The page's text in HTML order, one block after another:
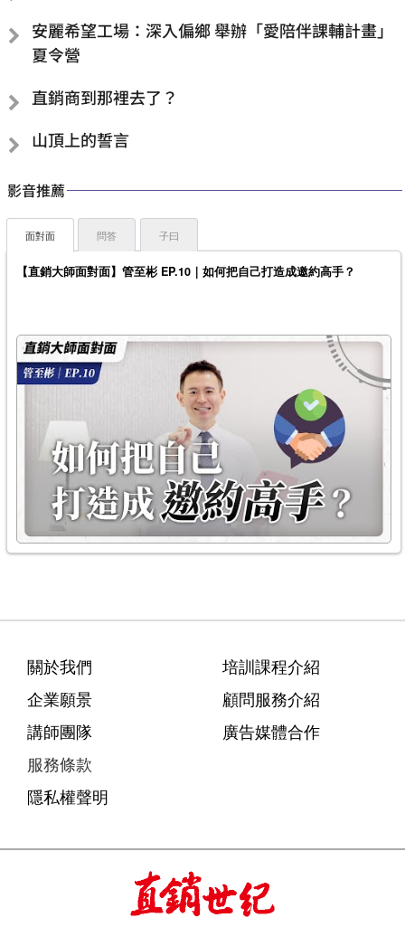
安麗希望工場：深入偏鄉 舉辦「愛陪伴課輔計畫」
夏令營
直銷商到那裡去了？
山頂上的誓言
影音推薦
面對面
【直銷大師面對面】管至彬 EP.10｜如何把自己打造成邀約高手？
問答 子曰
關於我們
企業願景
講師團隊
服務條款
隱私權聲明
培訓課程介紹
顧問服務介紹
廣告媒體合作